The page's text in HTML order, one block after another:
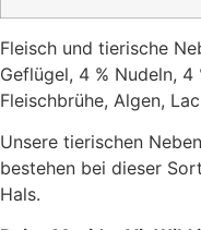
Fleisch und tierische
Geflügel, 4 % Nudeln, 4
Fleischbrühe, Algen,
Unsere tierischen
bestehen bei dieser
Hals.